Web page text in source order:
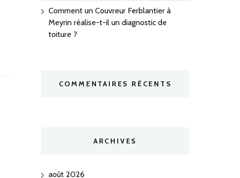
Comment un Couvreur Ferblantier à
Meyrin réalise-t-il un diagnostic de
toiture ?
COMMENTAIRES RÉCENTS
ARCHIVES
août 2026